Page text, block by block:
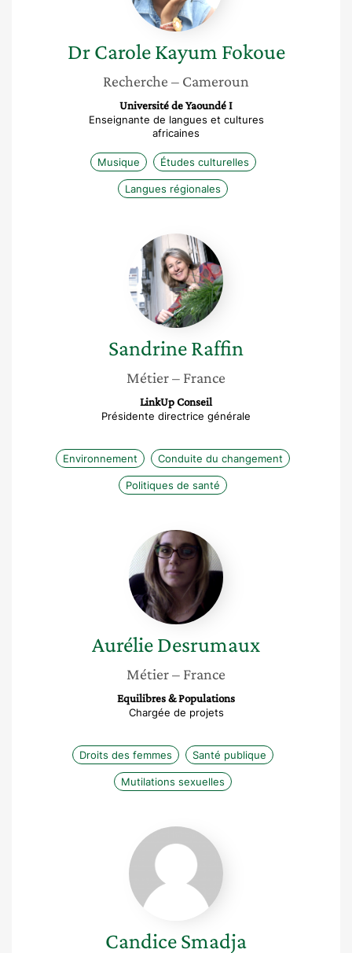
Dr Carole Kayum Fokoue
Recherche – Cameroun
Université de Yaoundé I
Enseignante de langues et cultures
africaines
Musique Études culturelles
Langues régionales
Sandrine
Raffin
SandrineRaffin
Métier– France
LinkUp Conseil
Présidente directrice générale
Environnement Conduite du changement
Politiques de santé
Aurélie
Desrumaux
AurélieDesrumaux
Métier– France
Equilibres & Populations
Chargée de projets
Droits des femmes Santé publique
Mutilations sexuelles
Candice
Smadja
CandiceSmadja